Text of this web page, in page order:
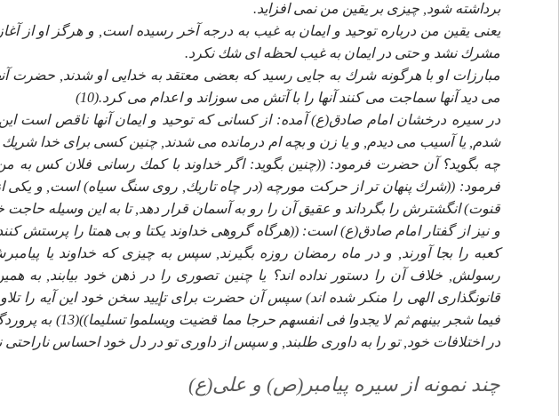
برداشته شود, چيزى بر يقين من نمى افزايد.
يعنى يقين من درباره توحيد و ايمان به غيب به درجه آخر رسيده است, و هرگز او از
مشرك نشد و حتى در ايمان به غيب لحظه اى شك نكرد.
مبارزات او با هرگونه شرك به جايى رسيد كه بعضى معتقد به خدايى او شدند, حضرت
مى ديد آنها سماجت مى كنند آنها را با آتش مى سوزاند و اعدام مى كرد.(10)
در سيره درخشان امام صادق(ع) آمده: از كسانى كه توحيد و ايمان آنها ناقص است
شدم, يا آسيب مى ديدم, و يا زن و بچه ام درمانده مى شدند, چنين كسى براى خدا
فرمود: ((شرك پنهان تر از حركت مورچه (در چاه تاريك, روى سنگ سياه) است, و يكى
قنوت) انگشترش را بگرداند و عقيق آن را رو به آسمان قرار دهد, تا به اين وسيله حاجت
و نيز از گفتار امام صادق(ع) است: ((هرگاه گروهى خداوند يكتا و بى همتا را پرستش كنند,
كعبه را بجا آورند, و در ماه رمضان روزه بگيرند, سپس به چيزى كه خداوند يا
رسولش, خلاف آن را دستور نداده اند؟ يا چنين تصورى را در ذهن خود بيابند, به
قانونگذارى الهى را منكر شده اند) سپس آن حضرت براى تإييد سخن خود اين آيه را
فيما شجر بينهم ثم لا
در اختلافات خود, تو را به داورى طلبند, و سپس از داورى تو در دل خود احساس ناراحتى
چند نمونه از سيره پيامبر(ص) و على(ع)